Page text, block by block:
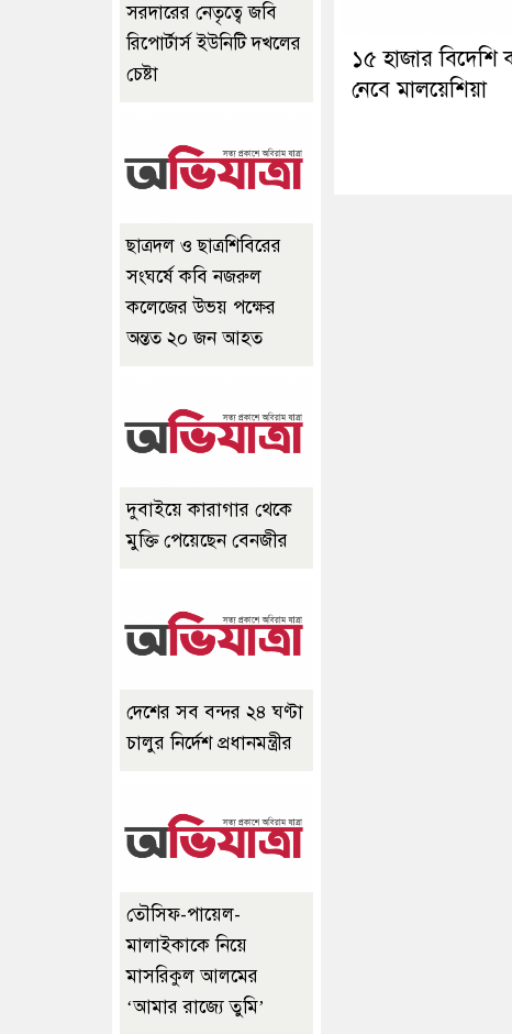
১৫ হাজার বিদেশি
নেবে মালয়েশিয়া
সরদারের নেতৃত্বে জবি
রিপোর্টার্স ইউনিটি দখলের
চেষ্টা
ছাত্রদল ও ছাত্রশিবিরের
সংঘর্ষে কবি নজরুল
কলেজের উভয় পক্ষের
অন্তত ২০ জন আহত
দুবাইয়ে কারাগার থেকে
মুক্তি পেয়েছেন বেনজীর
দেশের সব বন্দর ২৪ ঘণ্টা
চালুর নির্দেশ প্রধানমন্ত্রীর
তৌসিফ-পায়েল-
মালাইকাকে নিয়ে
মাসরিকুল আলমের
‘আমার রাজ্যে তুমি’